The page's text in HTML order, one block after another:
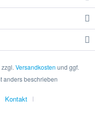
Versandkosten und ggf.
anders beschrieben
Kontakt